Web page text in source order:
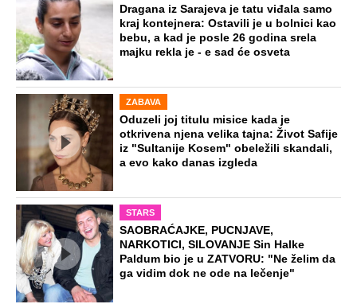
Dragana iz Sarajeva je tatu viđala samo
kraj kontejnera: Ostavili je u bolnici kao
bebu, a kad je posle 26 godina srela
majku rekla je - e sad će osveta
ZABAVA
Oduzeli joj titulu misice kada je
otkrivena njena velika tajna: Život Safije
iz "Sultanije Kosem" obeležili skandali,
a evo kako danas izgleda
STARS
SAOBRAĆAJKE, PUCNJAVE,
NARKOTICI, SILOVANJE Sin Halke
Paldum bio je u ZATVORU: "Ne želim da
ga vidim dok ne ode na lečenje"